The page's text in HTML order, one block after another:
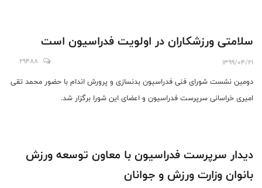
سلامتی ورزشکاران در اولویت فدراسیون است
1399/04/21
29488
دومین نشست شورای فنی فدراسیون بدنسازی و پرورش اندام با حضور محمد تقی
امیری خراسانی سرپرست فدراسیون و اعضای این شورا برگزار شد.
دیدار سرپرست فدراسیون با معاون توسعه ورزش
بانوان وزارت ورزش و جوانان